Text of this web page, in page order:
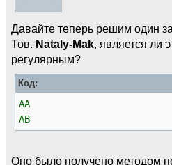
Давайте теперь решим один
Тов. Nataly-Mak, является ли
регулярным?
Код:
AA
AB
Оно было получено методом